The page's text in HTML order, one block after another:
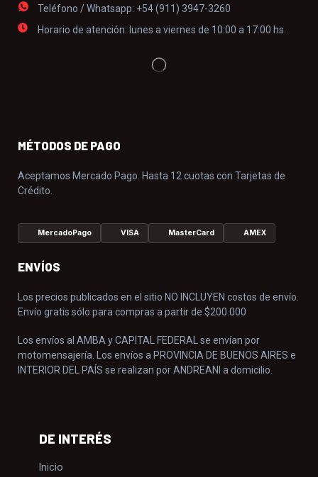
Teléfono / Whatsapp: +54 (911) 3947-3260
Horario de atención: lunes a viernes de 10:00 a 17:00 hs.
MÉTODOS DE PAGO
Aceptamos Mercado Pago. Hasta 12 cuotas con Tarjetas de
Crédito.
MercadoPago VISA MasterCard AMEX
ENVÍOS
Los precios publicados en el sitio NO INCLUYEN costos de envío.
Envío gratis sólo para compras a partir de $200.000
Los envíos al AMBA y CAPITAL FEDERAL se envían por
motomensajería. Los envíos a PROVINCIA DE BUENOS AIRES e
INTERIOR DEL PAÍS se realizan por ANDREANI a domicilio.
DE INTERÉS
Inicio